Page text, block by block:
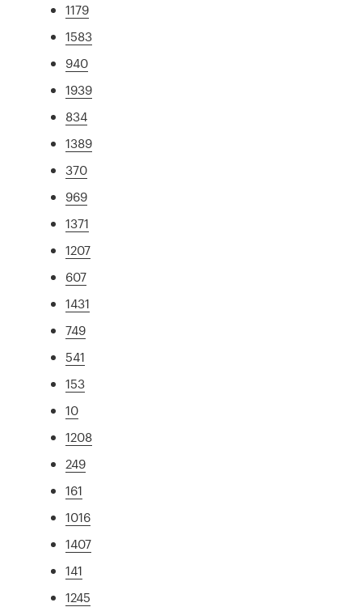
1179
1583
940
1939
834
1389
370
969
1371
1207
607
1431
749
541
153
10
1208
249
161
1016
1407
141
1245